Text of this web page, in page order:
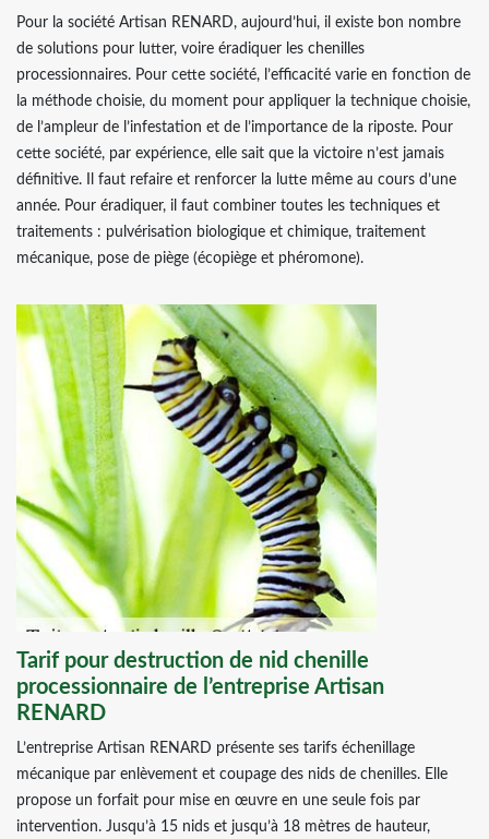
Pour la société Artisan RENARD, aujourd’hui, il existe bon nombre
de solutions pour lutter, voire éradiquer les chenilles
processionnaires. Pour cette société, l’efficacité varie en fonction de
la méthode choisie, du moment pour appliquer la technique choisie,
de l’ampleur de l’infestation et de l’importance de la riposte. Pour
cette société, par expérience, elle sait que la victoire n’est jamais
définitive. Il faut refaire et renforcer la lutte même au cours d’une
année. Pour éradiquer, il faut combiner toutes les techniques et
traitements : pulvérisation biologique et chimique, traitement
mécanique, pose de piège (écopiège et phéromone).
Tarif pour destruction de nid chenille
processionnaire de l’entreprise Artisan
RENARD
L’entreprise Artisan RENARD présente ses tarifs échenillage
mécanique par enlèvement et coupage des nids de chenilles. Elle
propose un forfait pour mise en œuvre en une seule fois par
intervention. Jusqu’à 15 nids et jusqu’à 18 mètres de hauteur,